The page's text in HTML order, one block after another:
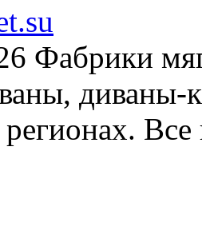
Фабрики
диваны-